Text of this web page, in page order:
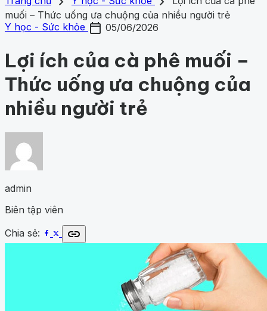
Chủ đề
Khám phá khoa học 424 Khoa học vũ trụ
nghệ
82
Gợi ý danh mục
Khám phá khoa họcKhoa học vũ trụ
muối – Thức uống ưa chuộng của nhiều người trẻ
Y học - Sức khỏe calendar_today 05/06/2026
Lợi ích của cà phê muối –
Thức uống ưa chuộng của
nhiều người trẻ
admin
Biên tập viên
Chia sẻ:
link